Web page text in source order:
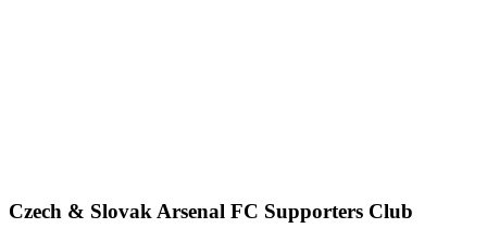
Czech & Slovak Arsenal FC Supporters Club